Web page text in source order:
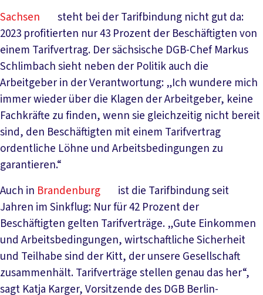
Sachsen
steht bei der Tarifbindung nicht gut da:
2023 profitierten nur 43 Prozent der Beschäftigten von
einem Tarifvertrag. Der sächsische DGB-Chef Markus
Schlimbach sieht neben der Politik auch die
Arbeitgeber in der Verantwortung: „Ich wundere mich
immer wieder über die Klagen der Arbeitgeber, keine
Fachkräfte zu finden, wenn sie gleichzeitig nicht bereit
sind, den Beschäftigten mit einem Tarifvertrag
ordentliche Löhne und Arbeitsbedingungen zu
garantieren.“
Auch in Brandenburg
ist die Tarifbindung seit
Jahren im Sinkflug: Nur für 42 Prozent der
Beschäftigten gelten Tarifverträge. „Gute Einkommen
und Arbeitsbedingungen, wirtschaftliche Sicherheit
und Teilhabe sind der Kitt, der unsere Gesellschaft
zusammenhält. Tarifverträge stellen genau das her“,
sagt Katja Karger, Vorsitzende des DGB Berlin-